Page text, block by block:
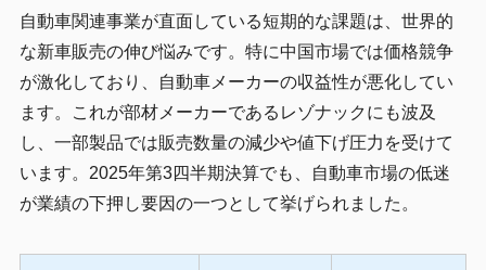
自動車関連事業が直面している短期的な課題は、世界的
な新車販売の伸び悩みです。特に中国市場では価格競争
が激化しており、自動車メーカーの収益性が悪化してい
ます。これが部材メーカーであるレゾナックにも波及
し、一部製品では販売数量の減少や値下げ圧力を受けて
います。2025年第3四半期決算でも、自動車市場の低迷
が業績の下押し要因の一つとして挙げられました。